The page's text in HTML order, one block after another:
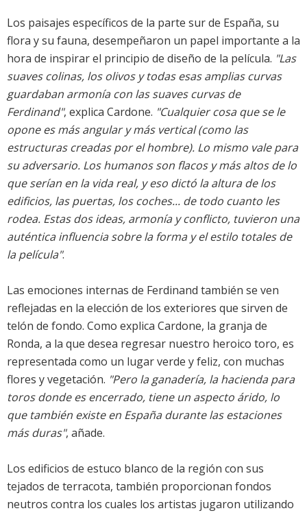
Los paisajes específicos de la parte sur de España, su
flora y su fauna, desempeñaron un papel importante a la
hora de inspirar el principio de diseño de la película. "Las
suaves colinas, los olivos y todas esas amplias curvas
guardaban armonía con las suaves curvas de
Ferdinand", explica Cardone. "Cualquier cosa que se le
opone es más angular y más vertical (como las
estructuras creadas por el hombre). Lo mismo vale para
su adversario. Los humanos son flacos y más altos de lo
que serían en la vida real, y eso dictó la altura de los
edificios, las puertas, los coches... de todo cuanto les
rodea. Estas dos ideas, armonía y conflicto, tuvieron una
auténtica influencia sobre la forma y el estilo totales de
la película".
Las emociones internas de Ferdinand también se ven
reflejadas en la elección de los exteriores que sirven de
telón de fondo. Como explica Cardone, la granja de
Ronda, a la que desea regresar nuestro heroico toro, es
representada como un lugar verde y feliz, con muchas
flores y vegetación. "Pero la ganadería, la hacienda para
toros donde es encerrado, tiene un aspecto árido, lo
que también existe en España durante las estaciones
más duras", añade.
Los edificios de estuco blanco de la región con sus
tejados de terracota, también proporcionan fondos
neutros contra los cuales los artistas jugaron utilizando